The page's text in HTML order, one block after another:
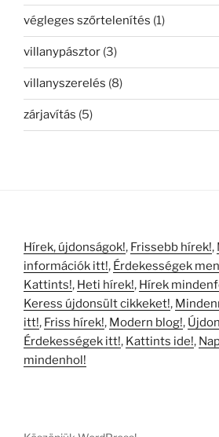
végleges szőrtelenítés (1)
villanypásztor (3)
villanyszerelés (8)
zárjavítás (5)
Hírek, újdonságok!, Frissebb hírek!,
információk itt!, Érdekességek
Kattints!, Heti hírek!, Hírek
Keress újdonsült cikkeket!,
itt!, Friss hírek!, Modern blog!,
Érdekességek itt!, Kattints ide!,
mindenhol!